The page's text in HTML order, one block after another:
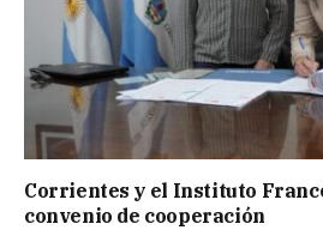
Corrientes y el Instituto
convenio de cooperación